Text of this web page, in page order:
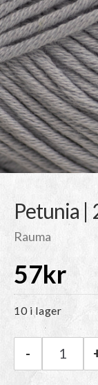
Petunia |
Rauma
57kr
10 i lager
-